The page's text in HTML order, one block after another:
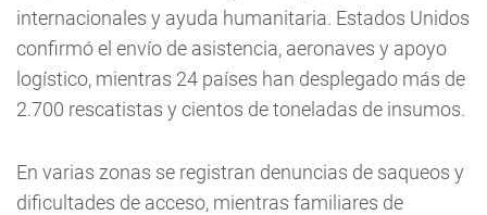
internacionales y ayuda humanitaria. Estados Unidos
confirmó el envío de asistencia, aeronaves y apoyo
logístico, mientras 24 países han desplegado más de
2.700 rescatistas y cientos de toneladas de insumos.
En varias zonas se registran denuncias de saqueos y
dificultades de acceso, mientras familiares de